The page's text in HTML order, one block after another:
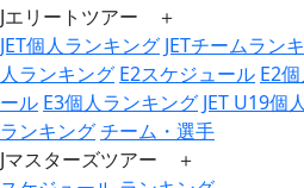
Jエリートツアー ＋
JET個人ランキング JETチームラン
人ランキング E2スケジュール E2
ール E3個人ランキング JET U19個
ランキングチーム・選手
Jマスターズツアー ＋